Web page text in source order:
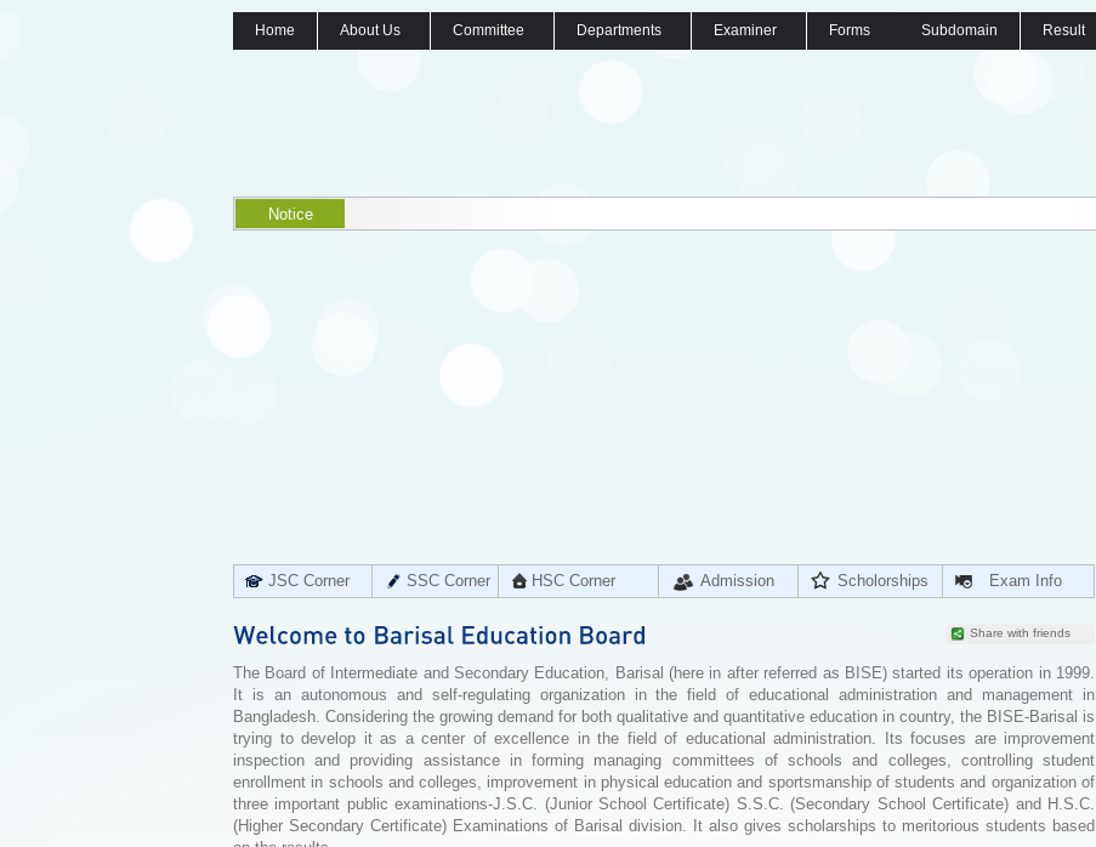
Home About Us Committee Departments Examiner Forms Subdomain Result
Notice
JSC Corner SSC Corner HSC Corner Admission Scholorships Exam Info
Share with friends
The Board of Intermediate and Secondary Education, Barisal (here in after referred as BISE) started its operation in 1999.
It is an autonomous and self-regulating organization in the field of educational administration and management in
Bangladesh. Considering the growing demand for both qualitative and quantitative education in country, the BISE-Barisal is
trying to develop it as a center of excellence in the field of educational administration. Its focuses are improvement
inspection and providing assistance in forming managing committees of schools and colleges, controlling student
enrollment in schools and colleges, improvement in physical education and sportsmanship of students and organization of
three important public examinations-J.S.C. (Junior School Certificate) S.S.C. (Secondary School Certificate) and H.S.C.
(Higher Secondary Certificate) Examinations of Barisal division. It also gives scholarships to meritorious students based